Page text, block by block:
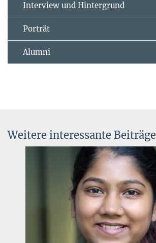
Interview und Hintergrund
Porträt
Alumni
Weitere interessante Beiträge